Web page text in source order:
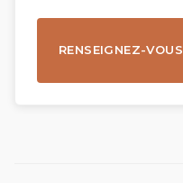
RENSEIGNEZ-VOUS